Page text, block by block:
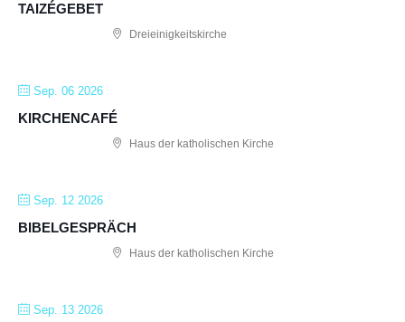
TAIZÉGEBET
Dreieinigkeitskirche
Sep. 06 2026
KIRCHENCAFÉ
Haus der katholischen Kirche
Sep. 12 2026
BIBELGESPRÄCH
Haus der katholischen Kirche
Sep. 13 2026